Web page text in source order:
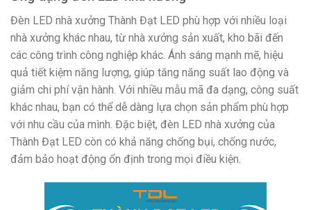
Đèn LED nhà xưởng Thành Đạt LED phù hợp với nhiều loại
nhà xưởng khác nhau, từ nhà xưởng sản xuất, kho bãi đến
các công trình công nghiệp khác. Ánh sáng mạnh mẽ, hiệu
quả tiết kiệm năng lượng, giúp tăng năng suất lao động và
giảm chi phí vận hành. Với nhiều mẫu mã đa dạng, công suất
khác nhau, bạn có thể dễ dàng lựa chọn sản phẩm phù hợp
với nhu cầu của mình. Đặc biệt, đèn LED nhà xưởng của
Thành Đạt LED còn có khả năng chống bụi, chống nước,
đảm bảo hoạt động ổn định trong mọi điều kiện.